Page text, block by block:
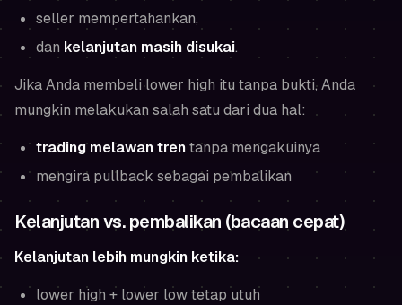
seller mempertahankan,
dan kelanjutan masih disukai.
Jika Anda membeli lower high itu tanpa bukti, Anda
mungkin melakukan salah satu dari dua hal:
trading melawan trentanpa mengakuinya
mengira pullback sebagai pembalikan
Kelanjutan vs. pembalikan (bacaan cepat)
Kelanjutan lebih mungkin ketika:
lower high + lower low tetap utuh